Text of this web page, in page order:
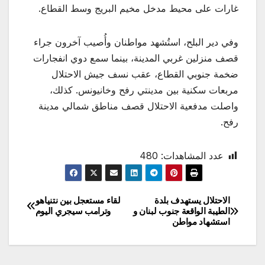
غارات على محيط مدخل مخيم البريج وسط القطاع.
وفي دير البلح، استُشهد مواطنان وأُصيب آخرون جراء
قصف منزلين غربي المدينة، بينما سمع دوي انفجارات
ضخمة جنوبي القطاع، عقب نسف جيش الاحتلال
مربعات سكنية بين مدينتي رفح وخانيونس. كذلك،
واصلت مدفعية الاحتلال قصف مناطق شمالي مدينة
رفح.
عدد المشاهدات: 480
تصفّح
المقالات
لقاء مستعجل بين نتنياهو
وترامب سيجري اليوم
الاحتلال يستهدف بلدة
الطيبة الواقعة جنوب لبنان و
استشهاد مواطن